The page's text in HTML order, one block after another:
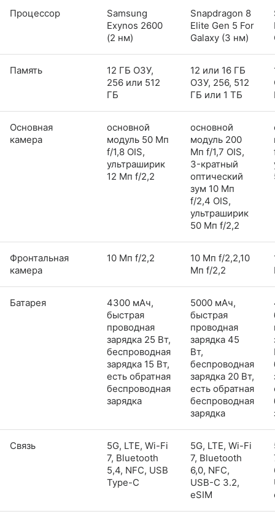
Процессор
Samsung
Exynos 2600
(2 нм)
Snapdragon 8
Elite Gen 5 For
Galaxy (3 нм)
Память
12 ГБ ОЗУ,
256 или 512
ГБ
12 или 16 ГБ
ОЗУ, 256, 512
ГБ или 1 ТБ
Основная
камера
основной
модуль 50 Мп
f/1,8 OIS,
ультраширик
12 Мп f/2,2
основной
модуль 200
Мп f/1,7 OIS,
3-кратный
оптический
зум 10 Мп
f/2,4 OIS,
ультраширик
50 Мп f/2,2
Фронтальная
камера
10 Мп f/2,2
10 Мп f/2,2,10
Мп f/2,2
Батарея
4300 мАч,
быстрая
проводная
зарядка 25 Вт,
беспроводная
зарядка 15 Вт,
есть обратная
беспроводная
зарядка
5000 мАч,
быстрая
проводная
зарядка 45
Вт,
беспроводная
зарядка 20 Вт,
есть обратная
беспроводная
зарядка
Связь
5G, LTE, Wi-Fi
7, Bluetooth
5,4, NFC, USB
Type-C
5G, LTE, Wi-Fi
7, Bluetooth
6,0, NFC,
USB-C 3.2,
eSIM